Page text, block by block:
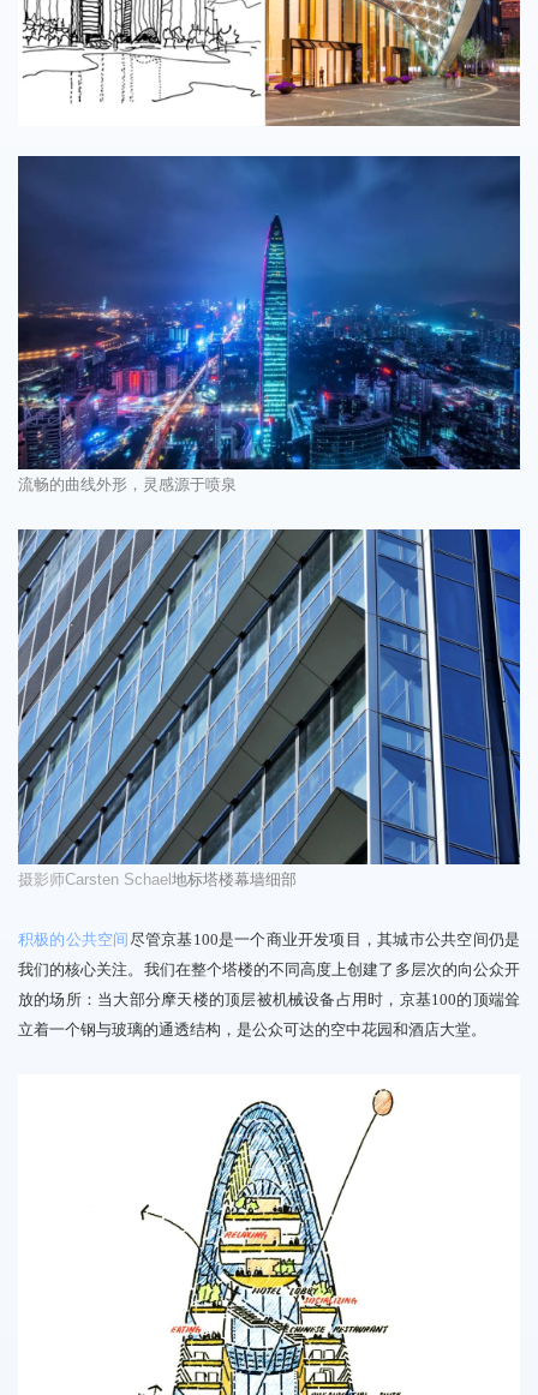
流畅的曲线外形，灵感源于喷泉
摄影师Carsten Schael 地标塔楼幕墙细部
积极的公共空间 尽管京基100是一个商业开发项目，其城市公共空间仍是
我们的核心关注。我们在整个塔楼的不同高度上创建了多层次的向公众开
放的场所：当大部分摩天楼的顶层被机械设备占用时，京基100的顶端耸
立着一个钢与玻璃的通透结构，是公众可达的空中花园和酒店大堂。